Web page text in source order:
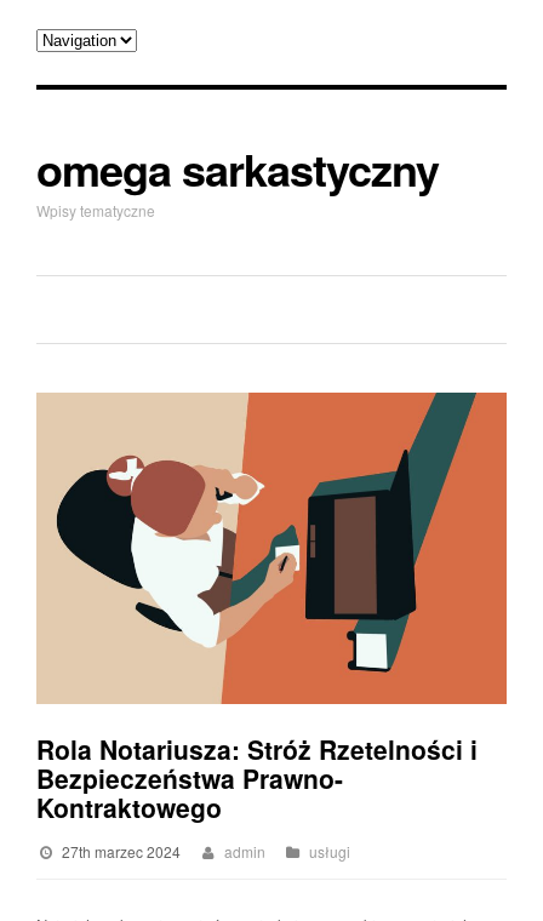
omega sarkastyczny
Wpisy tematyczne
Rola Notariusza: Stróż Rzetelności i
Bezpieczeństwa Prawno-
Kontraktowego
27th marzec 2024 admin usługi